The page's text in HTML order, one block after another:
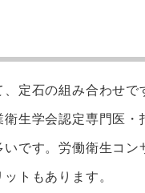
定石の組み合わせ
生学会認定専門医
です。労働衛生コ
トもあります。